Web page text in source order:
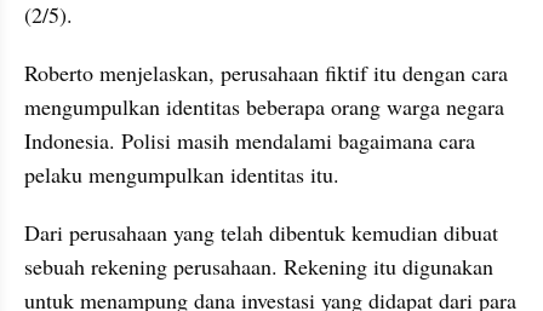
(2/5).
Roberto menjelaskan, perusahaan fiktif itu dengan cara
mengumpulkan identitas beberapa orang warga negara
Indonesia. Polisi masih mendalami bagaimana cara
pelaku mengumpulkan identitas itu.
Dari perusahaan yang telah dibentuk kemudian dibuat
sebuah rekening perusahaan. Rekening itu digunakan
untuk menampung dana investasi yang didapat dari para